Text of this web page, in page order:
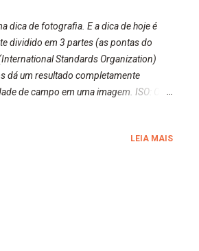
dica de fotografia. E a dica de hoje é
dividido em 3 partes (as pontas do
Standards Organization)
dá um resultado completamente
de campo em uma imagem. ISO: O
LEIA MAIS